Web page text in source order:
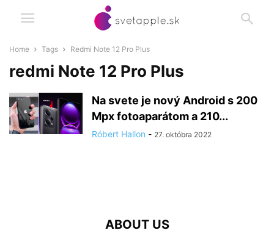
Home Tags Redmi Note 12 Pro Plus
redmi Note 12 Pro Plus
Na svete je nový Android s 200
Mpx fotoaparátom a 210...
Róbert Hallon - 27. októbra 2022
ABOUT US